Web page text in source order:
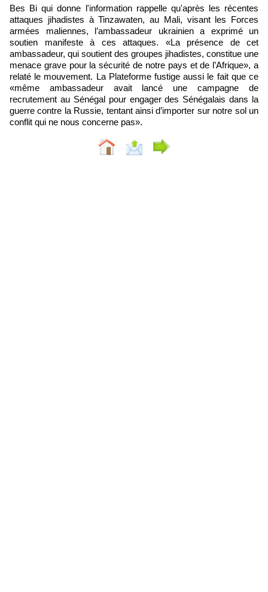
Bes Bi qui donne l'information rappelle qu'après les récentes
attaques jihadistes à Tinzawaten, au Mali, visant les Forces
armées maliennes, l’ambassadeur ukrainien a exprimé un
soutien manifeste à ces attaques. «La présence de cet
ambassadeur, qui soutient des groupes jihadistes, constitue une
menace grave pour la sécurité de notre pays et de l’Afrique», a
relaté le mouvement. La Plateforme fustige aussi le fait que ce
«même ambassadeur avait lancé une campagne de
recrutement au Sénégal pour engager des Sénégalais dans la
guerre contre la Russie, tentant ainsi d’importer sur notre sol un
conflit qui ne nous concerne pas».